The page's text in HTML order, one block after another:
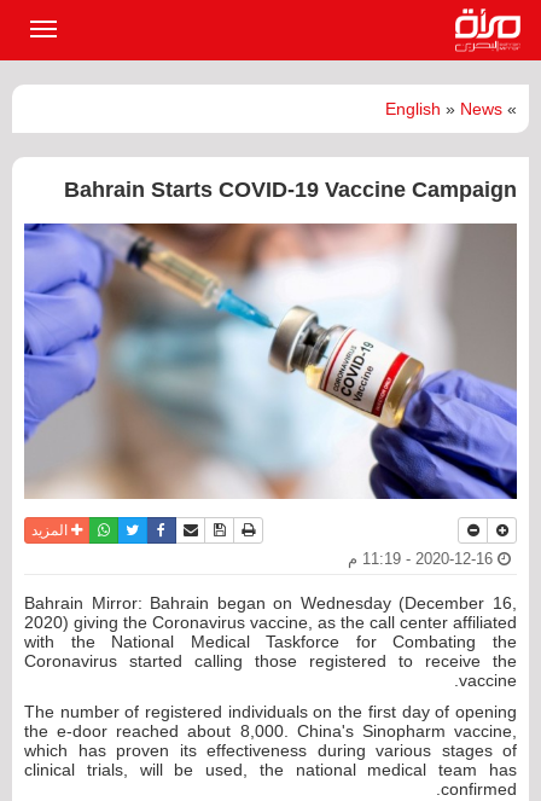
»
English » News
Bahrain Starts COVID-19 Vaccine Campaign
نسخة للطباعة
حفظ الموضوع
أرسل الى صديق
فيسبوكتويترواتسابالمزيد
Bahrain Mirror: Bahrain began on Wednesday (December 16,
2020) giving the Coronavirus vaccine, as the call center affiliated
with the National Medical Taskforce for Combating the
Coronavirus started calling those registered to receive the
vaccine.
The number of registered individuals on the first day of opening
the e-door reached about 8,000. China's Sinopharm vaccine,
which has proven its effectiveness during various stages of
clinical trials, will be used, the national medical team has
confirmed.